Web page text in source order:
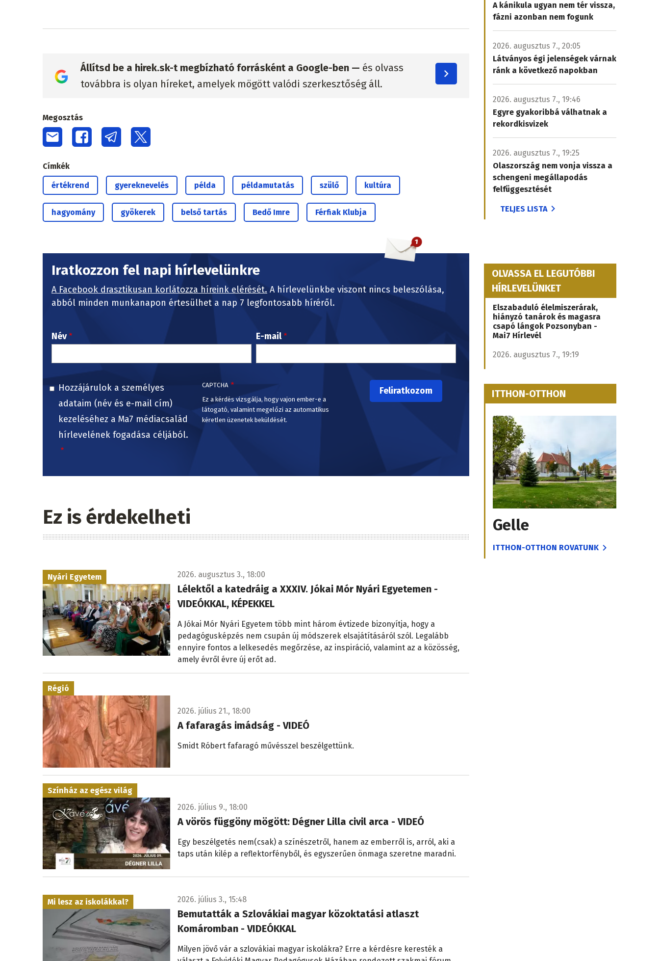
Állítsd be a hirek.sk-t megbízható forrásként a Google-ben — és olvass
továbbra is olyan híreket, amelyek mögött valódi szerkesztőség áll.
Megosztás
Címkék
értékrend gyereknevelés példa példamutatás szülő kultúra
hagyomány gyökerek belső tartás Bedő Imre Férfiak Klubja
Iratkozzon fel napi hírlevelünkre
A Facebook drasztikusan korlátozza híreink elérését. A hírlevelünkbe viszont nincs beleszólása,
abból minden munkanapon értesülhet a nap 7 legfontosabb híréről.
Név E-mail
Hozzájárulok a személyes
adataim (név és e-mail cím)
kezeléséhez a Ma7 médiacsalád
hírlevelének fogadása céljából.
CAPTCHA
Ez a kérdés vizsgálja, hogy vajon ember-e a
látogató, valamint megelőzi az automatikus
kéretlen üzenetek beküldését.
Ez is érdekelheti
Nyári Egyetem 2026. augusztus 3., 18:00
Lélektől a katedráig a XXXIV. Jókai Mór Nyári Egyetemen -
VIDEÓKKAL, KÉPEKKEL
A Jókai Mór Nyári Egyetem több mint három évtizede bizonyítja, hogy a
pedagógusképzés nem csupán új módszerek elsajátításáról szól. Legalább
ennyire fontos a lelkesedés megőrzése, az inspiráció, valamint az a közösség,
amely évről évre új erőt ad.
Régió
2026. július 21., 18:00
A fafaragás imádság - VIDEÓ
Smidt Róbert fafaragó művésszel beszélgettünk.
Színház az egész világ
2026. július 9., 18:00
A vörös függöny mögött: Dégner Lilla civil arca - VIDEÓ
Egy beszélgetés nem(csak) a színészetről, hanem az emberről is, arról, aki a
taps után kilép a reflektorfényből, és egyszerűen önmaga szeretne maradni.
Mi lesz az iskolákkal? 2026. július 3., 15:48
Bemutatták a Szlovákiai magyar közoktatási atlaszt
Komáromban - VIDEÓKKAL
Milyen jövő vár a szlovákiai magyar iskolákra? Erre a kérdésre keresték a
A kánikula ugyan nem tér vissza,
fázni azonban nem fogunk
2026. augusztus 7., 20:05
Látványos égi jelenségek várnak
ránk a következő napokban
2026. augusztus 7., 19:46
Egyre gyakoribbá válhatnak a
rekordkisvizek
2026. augusztus 7., 19:25
Olaszország nem vonja vissza a
schengeni megállapodás
felfüggesztését
TELJES LISTA
OLVASSA EL LEGUTÓBBI
HÍRLEVELÜNKET
Elszabaduló élelmiszerárak,
hiányzó tanárok és magasra
csapó lángok Pozsonyban -
Mai7 Hírlevél
2026. augusztus 7., 19:19
ITTHON-OTTHON
Gelle
ITTHON-OTTHON ROVATUNK